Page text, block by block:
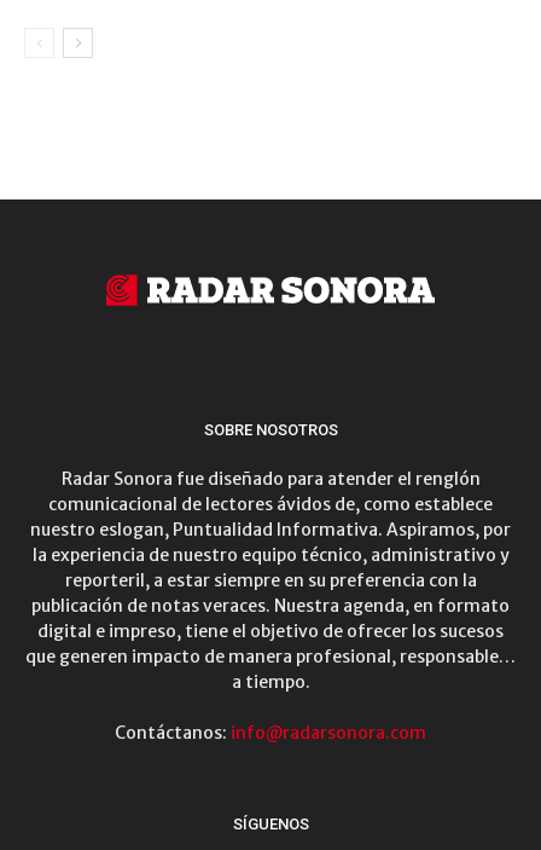
SOBRE NOSOTROS
Radar Sonora fue diseñado para atender el renglón
comunicacional de lectores ávidos de, como establece
nuestro eslogan, Puntualidad Informativa. Aspiramos, por
la experiencia de nuestro equipo técnico, administrativo y
reporteril, a estar siempre en su preferencia con la
publicación de notas veraces. Nuestra agenda, en formato
digital e impreso, tiene el objetivo de ofrecer los sucesos
que generen impacto de manera profesional, responsable…
a tiempo.
Contáctanos: info@radarsonora.com
SÍGUENOS